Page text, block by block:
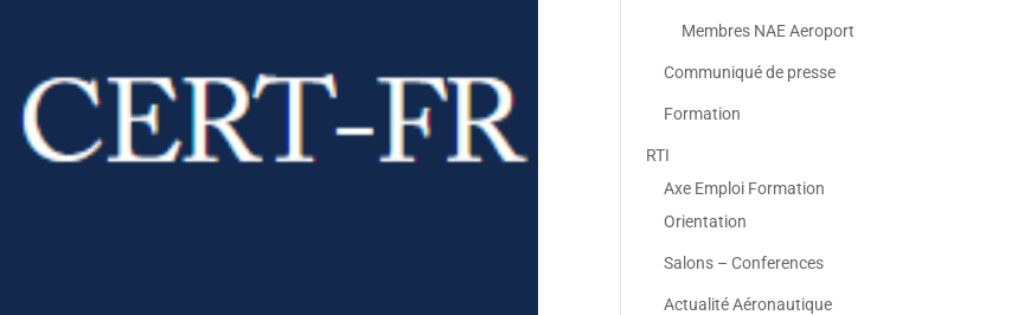
Membres NAE Aeroport
Communiqué de presse
Formation
RTI
Axe Emploi Formation
Orientation
Salons – Conferences
Actualité Aéronautique